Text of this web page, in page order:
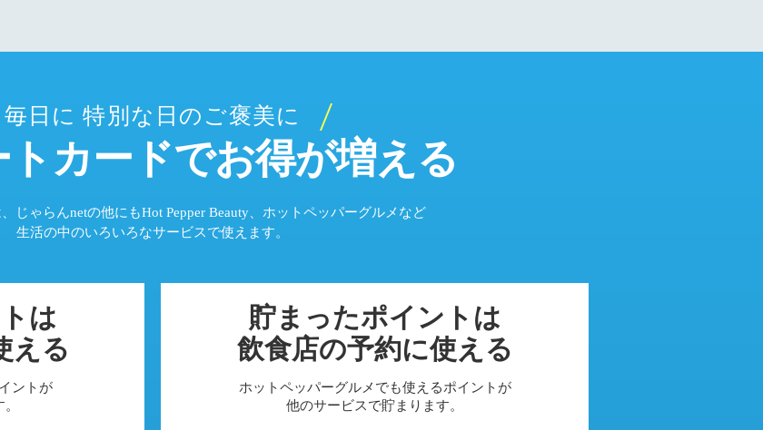
毎日に 特別な日のご褒美に
トカードでお得が増える
じゃらんnetの他にもHot Pepper Beauty、ホットペッパーグルメなど
生活の中のいろいろなサービスで使えます。
は
える
ントが
貯まったポイントは
飲食店の予約に使える
ホットペッパーグルメでも使えるポイントが
他のサービスで貯まります。